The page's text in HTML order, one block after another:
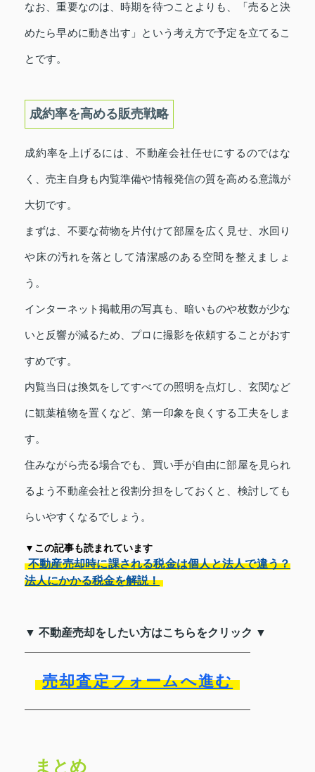
なお、重要なのは、時期を待つことよりも、「売ると決
めたら早めに動き出す」という考え方で予定を立てるこ
とです。
成約率を高める販売戦略
成約率を上げるには、不動産会社任せにするのではな
く、売主自身も内覧準備や情報発信の質を高める意識が
大切です。
まずは、不要な荷物を片付けて部屋を広く見せ、水回り
や床の汚れを落として清潔感のある空間を整えましょ
う。
インターネット掲載用の写真も、暗いものや枚数が少な
いと反響が減るため、プロに撮影を依頼することがおす
すめです。
内覧当日は換気をしてすべての照明を点灯し、玄関など
に観葉植物を置くなど、第一印象を良くする工夫をしま
す。
住みながら売る場合でも、買い手が自由に部屋を見られ
るよう不動産会社と役割分担をしておくと、検討しても
らいやすくなるでしょう。
▼この記事も読まれています
不動産売却時に課される税金は個人と法人で違う？
法人にかかる税金を解説！
▼ 不動産売却をしたい方はこちらをクリック ▼
売却査定フォームへ進む
まとめ